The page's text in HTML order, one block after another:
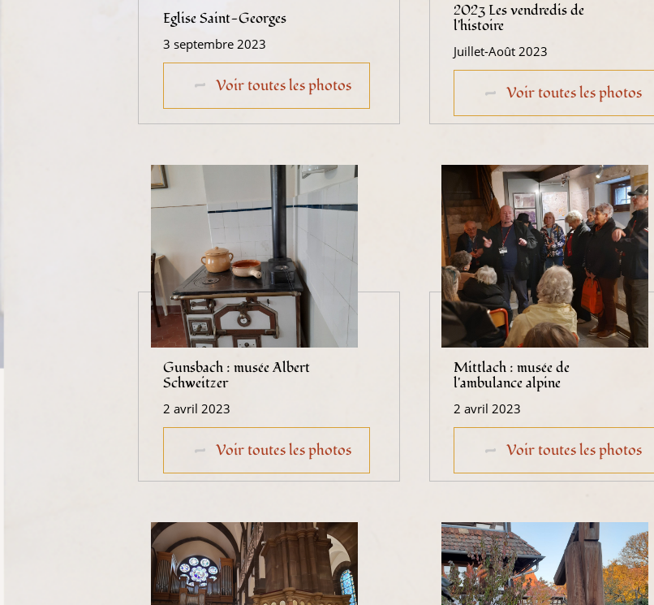
Eglise Saint-Georges
3 septembre 2023
Voir toutes les photos
2023 Les vendredis de
l'histoire
Juillet-Août 2023
Voir toutes les photos
Gunsbach : musée Albert
Schweitzer
2 avril 2023
Voir toutes les photos
Mittlach : musée de
l'ambulance alpine
2 avril 2023
Voir toutes les photos